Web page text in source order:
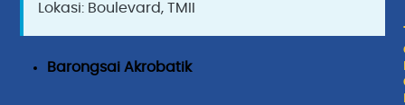
Lokasi: Boulevard, TMII
Barongsai Akrobatik